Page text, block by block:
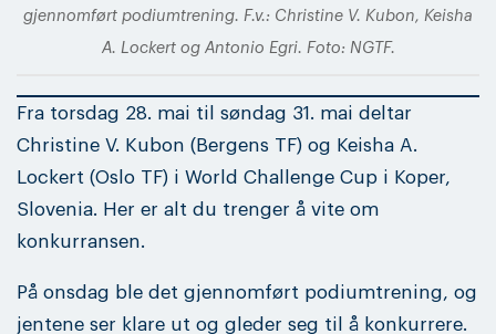
gjennomført podiumtrening. F.v.: Christine V. Kubon, Keisha
A. Lockert og Antonio Egri. Foto: NGTF.
Fra torsdag 28. mai til søndag 31. mai deltar
Christine V. Kubon (Bergens TF) og Keisha A.
Lockert (Oslo TF) i World Challenge Cup i Koper,
Slovenia. Her er alt du trenger å vite om
konkurransen.
På onsdag ble det gjennomført podiumtrening, og
jentene ser klare ut og gleder seg til å konkurrere.